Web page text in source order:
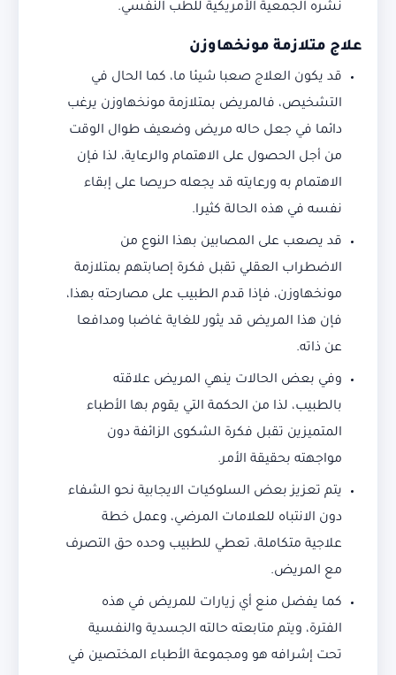
نشره الجمعية الأمريكية للطب النفسي.
علاج متلازمة مونخهاوزن
قد يكون العلاج صعبا شيئا ما، كما الحال في
التشخيص، فالمريض بمتلازمة مونخهاوزن يرغب
دائما في جعل حاله مريض وضعيف طوال الوقت
من أجل الحصول على الاهتمام والرعاية، لذا فإن
الاهتمام به ورعايته قد يجعله حريصا على إبقاء
نفسه في هذه الحالة كثيرا.
قد يصعب على المصابين بهذا النوع من
الاضطراب العقلي تقبل فكرة إصابتهم بمتلازمة
مونخهاوزن، فإذا قدم الطبيب على مصارحته بهذا،
فإن هذا المريض قد يثور للغاية غاضبا ومدافعا
عن ذاته.
وفي بعض الحالات ينهي المريض علاقته
بالطبيب، لذا من الحكمة التي يقوم بها الأطباء
المتميزين تقبل فكرة الشكوى الزائفة دون
مواجهته بحقيقة الأمر.
يتم تعزيز بعض السلوكيات الايجابية نحو الشفاء
دون الانتباه للعلامات المرضي، وعمل خطة
علاجية متكاملة، تعطي للطبيب وحده حق التصرف
مع المريض.
كما يفضل منع أي زيارات للمريض في هذه
الفترة، ويتم متابعته حالته الجسدية والنفسية
تحت إشرافه هو ومجموعة الأطباء المختصين في